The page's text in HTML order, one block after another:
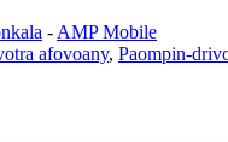
- AMP Mobile
afovoany, Paompin-